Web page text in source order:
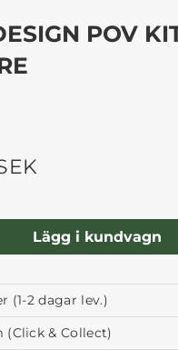
POV
Lägg i kundvagn
(1-2 dagar lev.)
(Click & Collect)